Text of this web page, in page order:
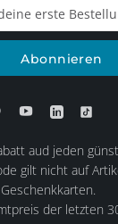
Abonnieren
aud jeden
gilt nicht auf
der letzten